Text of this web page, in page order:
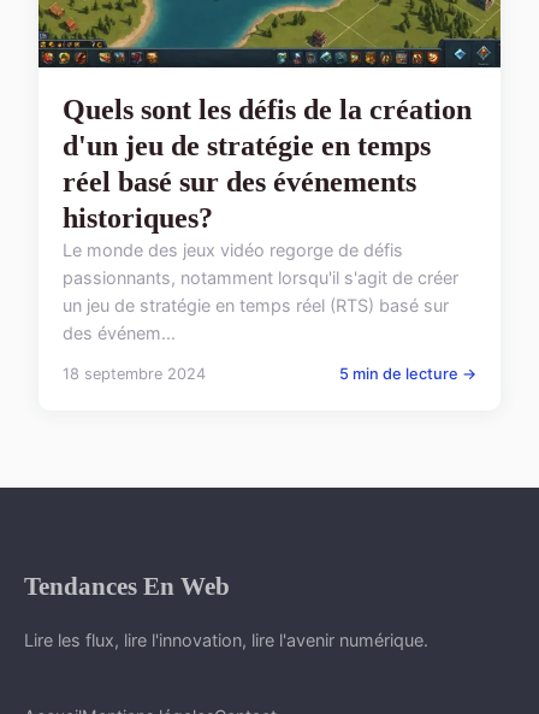
Quels sont les défis de la création
d'un jeu de stratégie en temps
réel basé sur des événements
historiques?
Le monde des jeux vidéo regorge de défis
passionnants, notamment lorsqu'il s'agit de créer
un jeu de stratégie en temps réel (RTS) basé sur
des événem...
18 septembre 2024 5 min de lecture →
Tendances En Web
Lire les flux, lire l'innovation, lire l'avenir numérique.